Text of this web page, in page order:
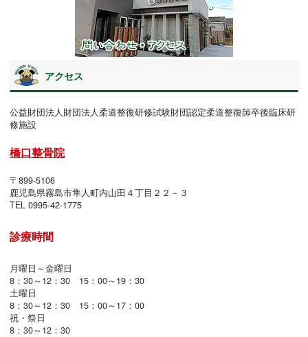
アクセス
公益財団法人財団法人柔道整復研修試験財団認定柔道整復師卒後臨床研
修施設
橋口整骨院
〒899-5106
鹿児島県霧島市隼人町内山田４丁目２２－３
TEL 0995-42-1775
診療時間
月曜日～金曜日
8：30～12：30 15：00～19：30
土曜日
8：30～12：30 15：00～17：00
祝・祭日
8：30～12：30